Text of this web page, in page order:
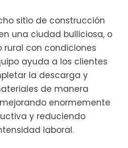
sitio de construcción
una ciudad bulliciosa, o
rural con condiciones
ayuda a los clientes
la descarga y
de manera
enormemente
y reduciendo
laboral.